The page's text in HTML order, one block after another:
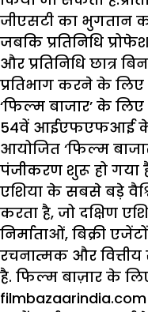
जीएसटी का भुगतान
जबकि प्रतिनिधि
और प्रतिनिधि छात्र
प्रतिभाग करने के
‘फिल्म बाजार’ के
54वें आईएफएफआई के
आयोजित ‘फिल्म
पंजीकरण शुरू हो गया
एशिया के सबसे बड़े
करता है, जो दक्षिण
निर्माताओं, बिक्री
रचनात्मक और वित्तीय
है. फिल्म बाज़ार के